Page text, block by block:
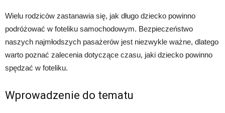
Wielu rodziców zastanawia się, jak długo dziecko powinno
podróżować w foteliku samochodowym. Bezpieczeństwo
naszych najmłodszych pasażerów jest niezwykle ważne, dlatego
warto poznać zalecenia dotyczące czasu, jaki dziecko powinno
spędzać w foteliku.
Wprowadzenie do tematu